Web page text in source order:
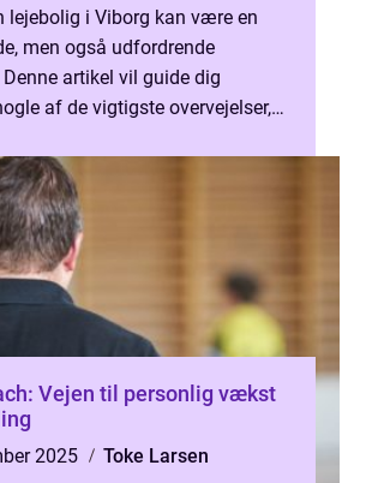
lejebolig i Viborg kan være en
men også udfordrende
artikel vil guide dig
af de vigtigste overvejelser,
Vejen til personlig vækst
2025
Toke Larsen